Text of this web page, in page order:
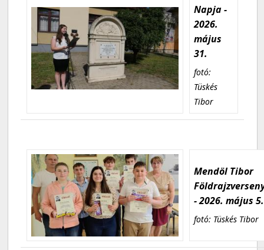
Napja -
2026.
május
31.
fotó:
Tüskés
Tibor
Mendöl Tibor
- 2026. május 5.
fotó: Tüskés Tibor